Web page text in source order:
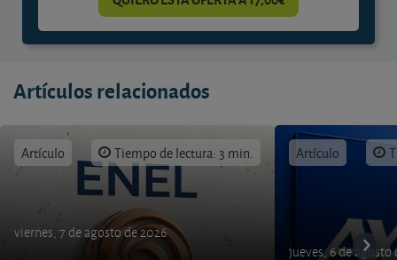
Artículos relacionados
Artículo Tiempo de lectura: 3 min.
viernes, 7 de agosto de 2026
Artículo
jueves, 6 de agosto